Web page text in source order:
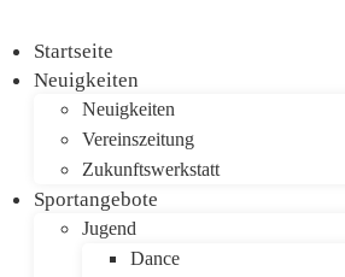
Startseite
Neuigkeiten
Neuigkeiten
Vereinszeitung
Zukunftswerkstatt
Sportangebote
Jugend
Dance